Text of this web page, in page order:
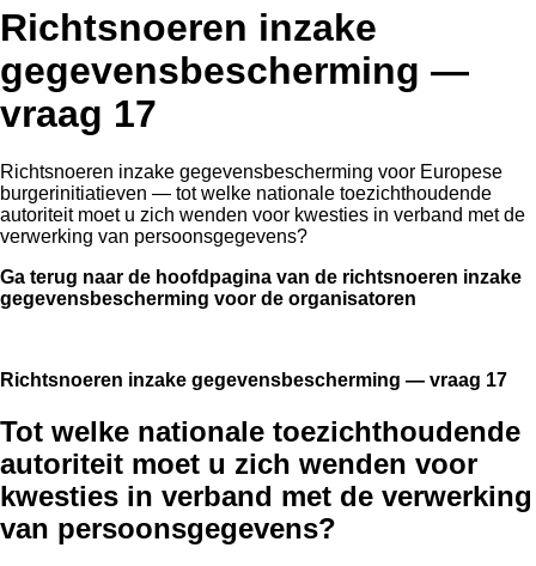
Richtsnoeren inzake
gegevensbescherming —
vraag 17
Richtsnoeren inzake gegevensbescherming voor Europese
burgerinitiatieven — tot welke nationale toezichthoudende
autoriteit moet u zich wenden voor kwesties in verband met de
verwerking van persoonsgegevens?
Ga terug naar de hoofdpagina van de richtsnoeren inzake
gegevensbescherming voor de organisatoren
Richtsnoeren inzake gegevensbescherming — vraag 17
Tot welke nationale toezichthoudende
autoriteit moet u zich wenden voor
kwesties in verband met de verwerking
van persoonsgegevens?